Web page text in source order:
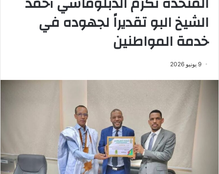
الشيخ البو تقديراً لجهوده في
خدمة المواطنين
9 يونيو 2026